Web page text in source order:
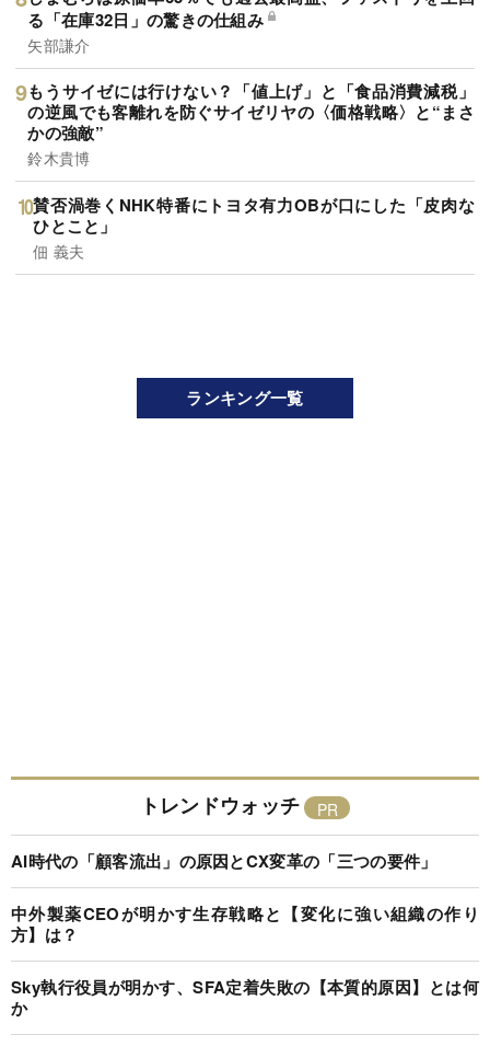
る「在庫32日」の驚きの仕組み
矢部謙介
もうサイゼには行けない？「値上げ」と「食品消費減税」
の逆風でも客離れを防ぐサイゼリヤの〈価格戦略〉と“まさ
かの強敵”
鈴木貴博
賛否渦巻くNHK特番にトヨタ有力OBが口にした「皮肉な
ひとこと」
佃 義夫
ランキング一覧
トレンドウォッチ
AI時代の「顧客流出」の原因とCX変革の「三つの要件」
中外製薬CEOが明かす生存戦略と【変化に強い組織の作り
方】は？
Sky執行役員が明かす、SFA定着失敗の【本質的原因】とは何
か